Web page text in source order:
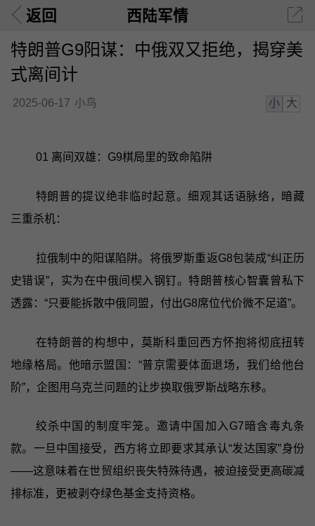
返回 西陆军情
特朗普G9阳谋：中俄双又拒绝，揭穿美
式离间计
2025-06-17 小鸟 小 大
01 离间双雄：G9棋局里的致命陷阱
特朗普的提议绝非临时起意。细观其话语脉络，暗藏
三重杀机：
拉俄制中的阳谋陷阱。将俄罗斯重返G8包装成“纠正历
史错误”，实为在中俄间楔入钢钉。特朗普核心智囊曾私下
透露：“只要能拆散中俄同盟，付出G8席位代价微不足道”。
在特朗普的构想中，莫斯科重回西方怀抱将彻底扭转
地缘格局。他暗示盟国：“普京需要体面退场，我们给他台
阶”，企图用乌克兰问题的让步换取俄罗斯战略东移。
绞杀中国的制度牢笼。邀请中国加入G7暗含毒丸条
款。一旦中国接受，西方将立即要求其承认“发达国家”身份
——这意味着在世贸组织丧失特殊待遇，被迫接受更高碳减
排标准，更被剥夺绿色基金支持资格。